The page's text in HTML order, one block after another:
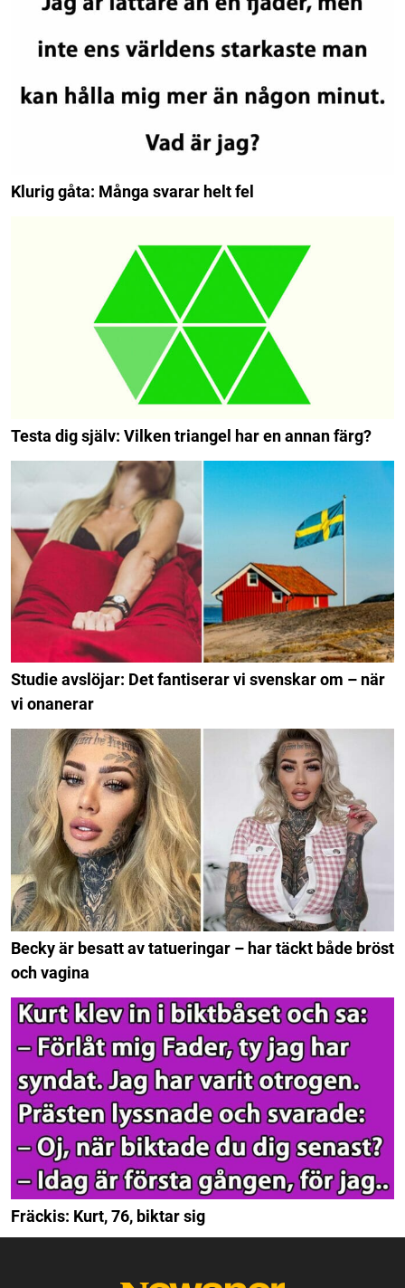
Klurig gåta: Många svarar helt fel
Testa dig själv: Vilken triangel har en annan färg?
Studie avslöjar: Det fantiserar vi svenskar om – när
vi onanerar
Becky är besatt av tatueringar – har täckt både bröst
och vagina
Fräckis: Kurt, 76, biktar sig